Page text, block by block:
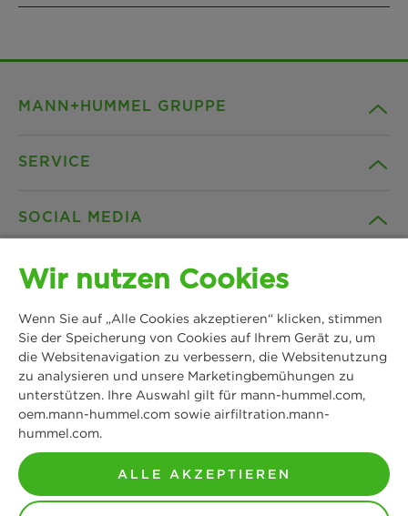
MANN+HUMMEL GRUPPE
Insights
News & Presse
Standorte
SERVICE
Kontakt
Downloads
B2B Webshop
Datenschutz
Impressum
Rechtlicher Hinweis
SOCIAL MEDIA
Facebook
Instagram
LinkedIn
MANN+HUMMEL
Schwieberdinger Straße 126
71636 Ludwigsburg
Tel: +49 7141 98-0
Fax: +49 7141 98-2545
Kontakt aufnehmen
Wir nutzen Cookies
Wenn Sie auf „Alle Cookies akzeptieren“ klicken, stimmen
Sie der Speicherung von Cookies auf Ihrem Gerät zu, um
die Websitenavigation zu verbessern, die Websitenutzung
zu analysieren und unsere Marketingbemühungen zu
unterstützen. Ihre Auswahl gilt für mann-hummel.com,
oem.mann-hummel.com sowie airfiltration.mann-
hummel.com.
ALLE AKZEPTIEREN